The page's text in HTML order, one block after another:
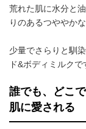
荒れた肌に水分と
りのあるつややか
少量でさらりと馴
ド&ボディミルクで
誰でも、どこ
肌に愛される